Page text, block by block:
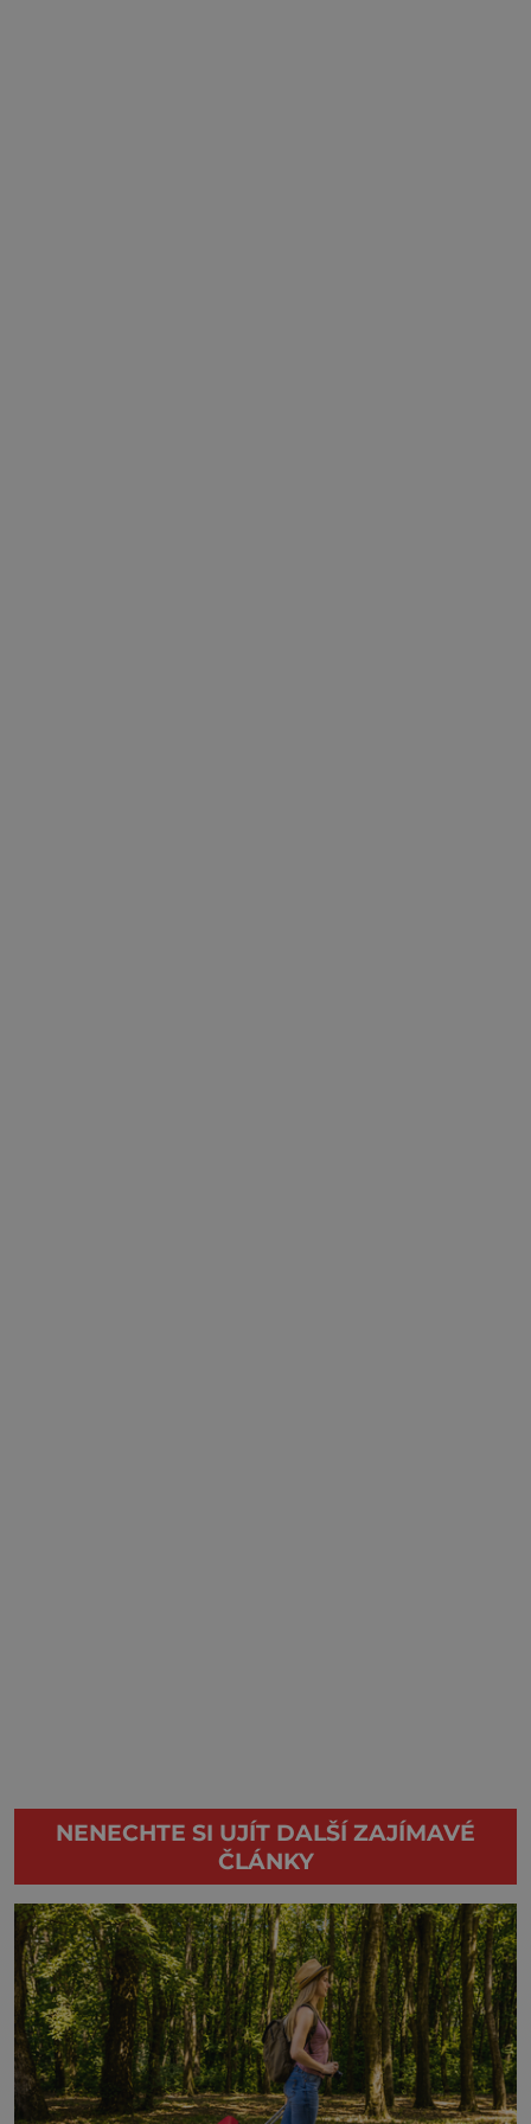
NENECHTE SI UJÍT DALŠÍ ZAJÍMAVÉ
ČLÁNKY